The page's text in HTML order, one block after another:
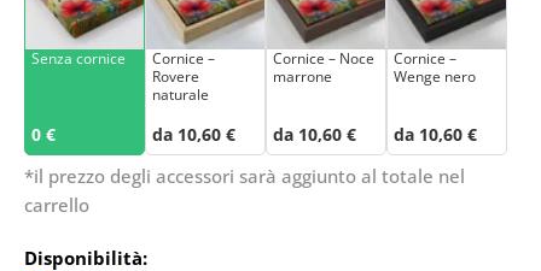
Senza cornice
0 €
Cornice –
Rovere
naturale
da 10,60 €
Cornice – Noce
marrone
da 10,60 €
Cornice –
Wenge nero
da 10,60 €
*il prezzo degli accessori sarà aggiunto al totale nel
carrello
Disponibilità: